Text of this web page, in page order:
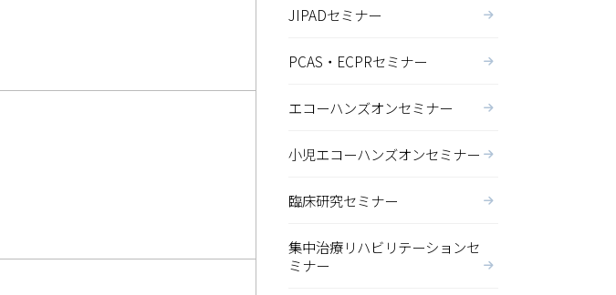
JIPADセミナー
PCAS・ECPRセミナー
エコーハンズオンセミナー
小児エコーハンズオンセミナー
臨床研究セミナー
集中治療リハビリテーションセ
ミナー